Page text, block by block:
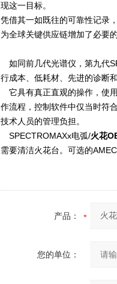
现这一目标。
凭借其一如既往的可靠性记录
为全球关键供应链增加了必要的
如同前几代光谱仪，第九代
行成本、低耗材、先进的诊断
它具有真正直观的操作，使
作流程，控制软件中仅当时符
技术人员的管理负担。
SPECTROMAXx电弧/火花
需要清洁火花台。可选的
产品：
您的单位：